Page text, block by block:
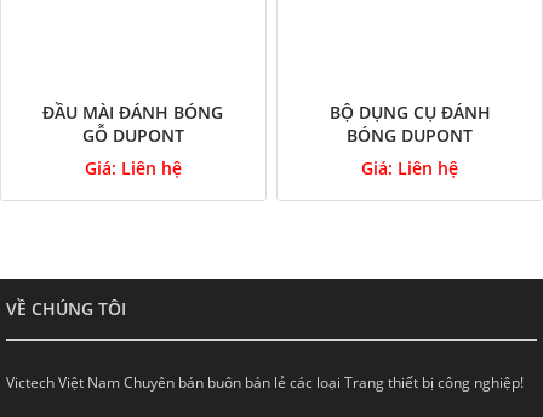
ĐẦU MÀI ĐÁNH BÓNG
GỖ DUPONT
Giá: Liên hệ
BỘ DỤNG CỤ ĐÁNH
BÓNG DUPONT
Giá: Liên hệ
VỀ CHÚNG TÔI
Victech Việt Nam Chuyên bán buôn bán lẻ các loại Trang thiết bị công nghiệp!